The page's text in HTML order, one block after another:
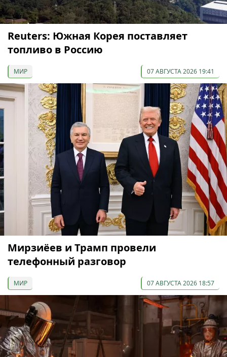
Reuters: Южная Корея поставляет
топливо в Россию
МИР 07 АВГУСТА 2026 19:41
Мирзиёев и Трамп провели
телефонный разговор
МИР 07 АВГУСТА 2026 18:57